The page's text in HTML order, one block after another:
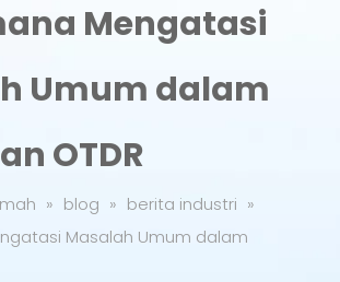
Mengatasi
Umum dalam
OTDR
» blog » berita industri »
Masalah Umum dalam